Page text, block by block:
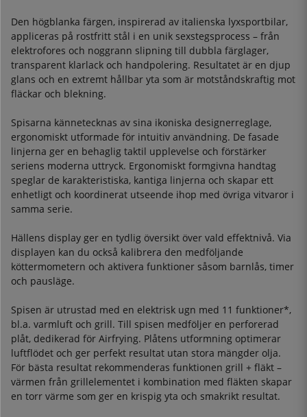
Den högblanka färgen, inspirerad av italienska lyxsportbilar,
appliceras på rostfritt stål i en unik sexstegsprocess – från
elektrofores och noggrann slipning till dubbla färglager,
transparent klarlack och handpolering. Resultatet är en djup
glans och en extremt hållbar yta som är motståndskraftig mot
fläckar och blekning.
Spisarna kännetecknas av sina ikoniska designerreglage,
ergonomiskt utformade för intuitiv användning. De fasade
linjerna ger en behaglig taktil upplevelse och förstärker
seriens moderna uttryck. Ergonomiskt formgivna handtag
speglar de karakteristiska, kantiga linjerna och skapar ett
enhetligt och koordinerat utseende ihop med övriga vitvaror i
samma serie.
Hällens display ger en tydlig översikt över vald effektnivå. Via
displayen kan du också kalibrera den medföljande
köttermometern och aktivera funktioner såsom barnlås, timer
och pausläge.
Spisen är utrustad med en elektrisk ugn med 11 funktioner*,
bl.a. varmluft och grill. Till spisen medföljer en perforerad
plåt, dedikerad för Airfrying. Plåtens utformning optimerar
luftflödet och ger perfekt resultat utan stora mängder olja.
För bästa resultat rekommenderas funktionen grill + fläkt –
värmen från grillelementet i kombination med fläkten skapar
en torr värme som ger en krispig yta och smakrikt resultat.